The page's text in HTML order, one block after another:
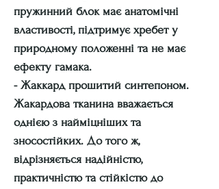
пружинний блок має анатомічні
властивості, підтримує хребет у
природному положенні та не має
ефекту гамака.
- Жаккард прошитий синтепоном.
Жакардова тканина вважається
однією з найміцніших та
зносостійких. До того ж,
відрізняється надійністю,
практичністю та стійкістю до